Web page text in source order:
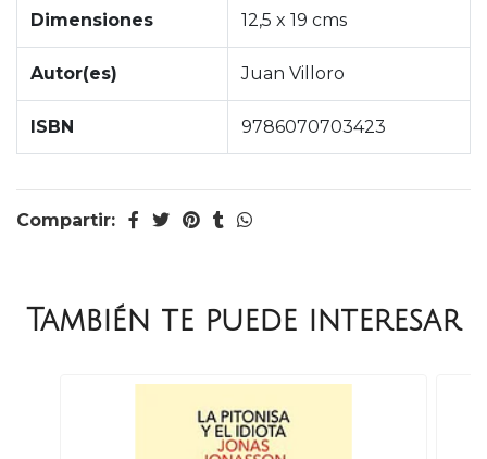
Dimensiones 12,5 x 19 cms
Autor(es) Juan Villoro
ISBN 9786070703423
Compartir:
También te puede interesar